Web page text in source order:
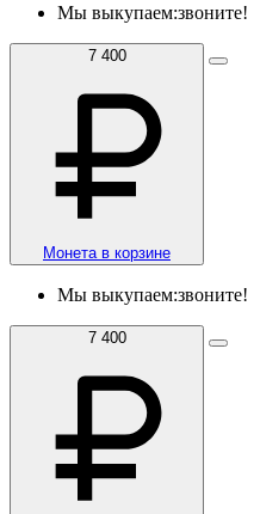
Мы выкупаем:звоните!
7 400
Монета в корзине
Мы выкупаем:звоните!
7 400